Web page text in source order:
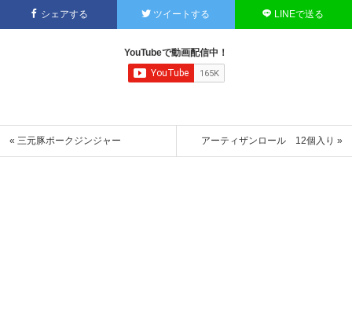
シェアする ツイートする LINEで送る
YouTubeで動画配信中！
« 三元豚ポークジンジャー アーティザンロール 12個入り »